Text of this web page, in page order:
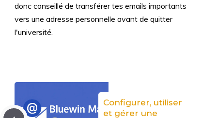
donc conseillé de transférer tes emails importants
vers une adresse personnelle avant de quitter
l'université.
Configurer, utiliser
et gérer une